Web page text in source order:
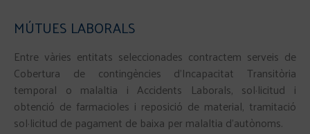
MÚTUES LABORALS
Entre vàries entitats seleccionades contractem serveis de
Cobertura de contingències d’Incapacitat Transitòria
temporal o malaltia i Accidents Laborals, sol·licitud i
obtenció de farmacioles i reposició de material, tramitació
sol·licitud de pagament de baixa per malaltia d’autònoms.